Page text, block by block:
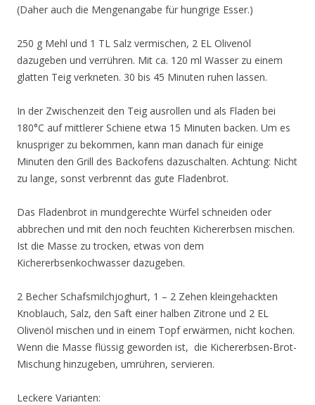
(Daher auch die Mengenangabe für hungrige Esser.)
250 g Mehl und 1 TL Salz vermischen, 2 EL Olivenöl
dazugeben und verrühren. Mit ca. 120 ml Wasser zu einem
glatten Teig verkneten. 30 bis 45 Minuten ruhen lassen.
In der Zwischenzeit den Teig ausrollen und als Fladen bei
180°C auf mittlerer Schiene etwa 15 Minuten backen. Um es
knuspriger zu bekommen, kann man danach für einige
Minuten den Grill des Backofens dazuschalten. Achtung: Nicht
zu lange, sonst verbrennt das gute Fladenbrot.
Das Fladenbrot in mundgerechte Würfel schneiden oder
abbrechen und mit den noch feuchten Kichererbsen mischen.
Ist die Masse zu trocken, etwas von dem
Kichererbsenkochwasser dazugeben.
2 Becher Schafsmilchjoghurt, 1 – 2 Zehen kleingehackten
Knoblauch, Salz, den Saft einer halben Zitrone und 2 EL
Olivenöl mischen und in einem Topf erwärmen, nicht kochen.
Wenn die Masse flüssig geworden ist, die Kichererbsen-Brot-
Mischung hinzugeben, umrühren, servieren.
Leckere Varianten: